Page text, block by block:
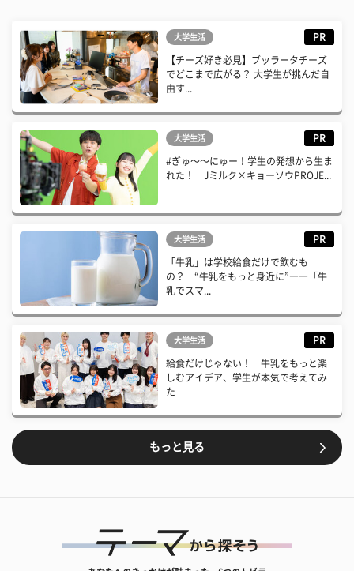
大学生活 PR
【チーズ好き必見】ブッラータチーズ
でどこまで広がる？ 大学生が挑んだ自
由す...
大学生活 PR
#ぎゅ〜〜にゅー！学生の発想から生ま
れた！ Jミルク×キョーソウPROJE...
大学生活 PR
「牛乳」は学校給食だけで飲むも
の？ “牛乳をもっと身近に”――「牛
乳でスマ...
大学生活 PR
給食だけじゃない！ 牛乳をもっと楽
しむアイデア、学生が本気で考えてみ
た
もっと見る